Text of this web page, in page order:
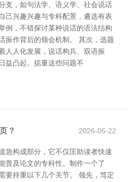
支，如句法学、语义学、社会说话
己兴趣兴趣与专科配景，遴选有表
例，不错探讨某种说话的语法结构
振作背后的领会机制。 其次，选题
人人化发展，说话构兵、双语振
益凸起。掂量这些问题不
？ 2026-05-22
急构成部分，它不仅匡助读者快速
普及论文的专科性。制作一个了
要持重以下几个关节。 领先，笃定